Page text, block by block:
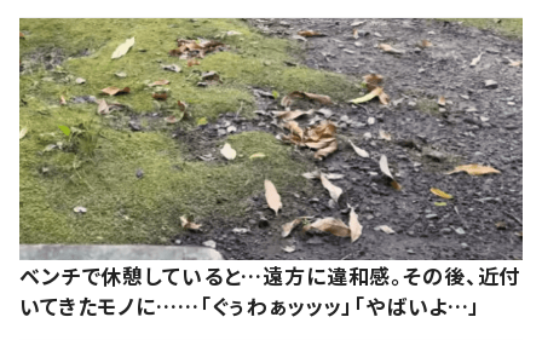
ベンチで休憩していると…遠方に違和感。その後、近付
いてきたモノに……「ぐぅわぁッッッ」「やばいよ…」